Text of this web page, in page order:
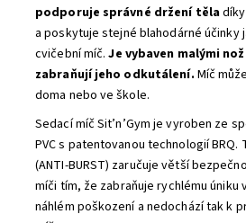
podporuje správné držení těladíky
a poskytuje stejné blahodárné účinky
cvičební míč.Je vybaven malými
zabraňují jeho odkutálení. Míč
doma nebo ve škole.
Sedací míč Sit’n’Gym je vyroben ze
PVC s patentovanou technologií BRQ.
(ANTI-BURST) zaručuje větší
míči tím, že zabraňuje rychlému úniku
náhlém poškození a nedochází tak k